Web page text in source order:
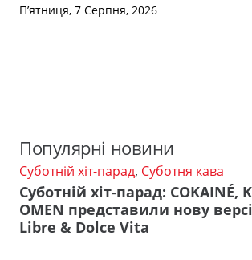
П’ятниця, 7 Серпня, 2026
Популярні новини
Суботній хіт-парад, Суботня кава
Суботній хіт-парад: COKAINÉ,
OMEN представили нову
Libre & Dolce Vita